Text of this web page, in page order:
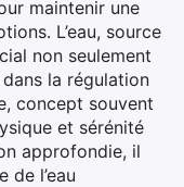
maintenir une
L’eau, source
non seulement
la régulation
concept souvent
et sérénité
approfondie, il
de l’eau